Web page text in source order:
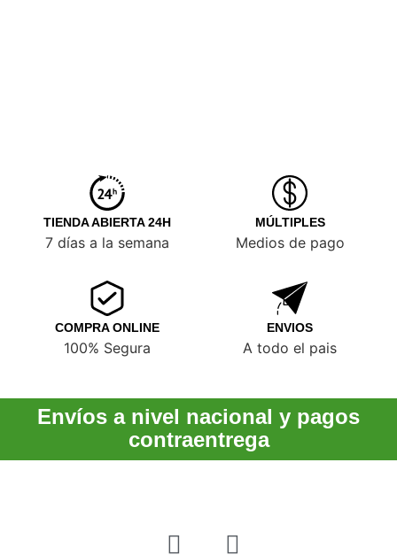
TIENDA ABIERTA 24H
7 días a la semana
MÚLTIPLES
Medios de pago
COMPRA ONLINE
100% Segura
ENVIOS
A todo el pais
Envíos a nivel nacional y pagos
contraentrega